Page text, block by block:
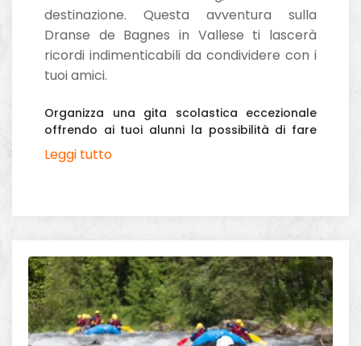
destinazione. Questa avventura sulla
Dranse de Bagnes in Vallese ti lascerà
ricordi indimenticabili da condividere con i
tuoi amici.
Organizza una gita scolastica eccezionale
offrendo ai tuoi alunni la possibilità di fare
rafting sulla Dranse de Bagnes nel Vallese.
Swissraft supporta le scuole dal 1982 e
Leggi tutto